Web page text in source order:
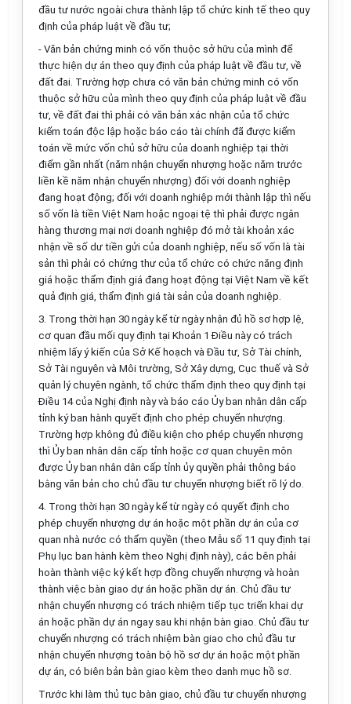
đầu tư nước ngoài chưa thành lập tổ chức kinh tế theo quy
định của pháp luật về đầu tư;
- Văn bản chứng minh có vốn thuộc sở hữu của mình để
thực hiện dự án theo quy định của pháp luật về đầu tư, về
đất đai. Trường hợp chưa có văn bản chứng minh có vốn
thuộc sở hữu của mình theo quy định của pháp luật về đầu
tư, về đất đai thì phải có văn bản xác nhận của tổ chức
kiểm toán độc lập hoặc báo cáo tài chính đã được kiểm
toán về mức vốn chủ sở hữu của doanh nghiệp tại thời
điểm gần nhất (năm nhận chuyển nhượng hoặc năm trước
liền kề năm nhận chuyển nhượng) đối với doanh nghiệp
đang hoạt động; đối với doanh nghiệp mới thành lập thì nếu
số vốn là tiền Việt Nam hoặc ngoại tệ thì phải được ngân
hàng thương mại nơi doanh nghiệp đó mở tài khoản xác
nhận về số dư tiền gửi của doanh nghiệp, nếu số vốn là tài
sản thì phải có chứng thư của tổ chức có chức năng định
giá hoặc thẩm định giá đang hoạt động tại Việt Nam về kết
quả định giá, thẩm định giá tài sản của doanh nghiệp.
3. Trong thời hạn 30 ngày kể từ ngày nhận đủ hồ sơ hợp lệ,
cơ quan đầu mối quy định tại Khoản 1 Điều này có trách
nhiệm lấy ý kiến của Sở Kế hoạch và Đầu tư, Sở Tài chính,
Sở Tài nguyên và Môi trường, Sở Xây dựng, Cục thuế và Sở
quản lý chuyên ngành, tổ chức thẩm định theo quy định tại
Điều 14 của Nghị định này và báo cáo Ủy ban nhân dân cấp
tỉnh ký ban hành quyết định cho phép chuyển nhượng.
Trường hợp không đủ điều kiện cho phép chuyển nhượng
thì Ủy ban nhân dân cấp tỉnh hoặc cơ quan chuyên môn
được Ủy ban nhân dân cấp tỉnh ủy quyền phải thông báo
bằng văn bản cho chủ đầu tư chuyển nhượng biết rõ lý do.
4. Trong thời hạn 30 ngày kể từ ngày có quyết định cho
phép chuyển nhượng dự án hoặc một phần dự án của cơ
quan nhà nước có thẩm quyền (theo Mẫu số 11 quy định tại
Phụ lục ban hành kèm theo Nghị định này), các bên phải
hoàn thành việc ký kết hợp đồng chuyển nhượng và hoàn
thành việc bàn giao dự án hoặc phần dự án. Chủ đầu tư
nhận chuyển nhượng có trách nhiệm tiếp tục triển khai dự
án hoặc phần dự án ngay sau khi nhận bàn giao. Chủ đầu tư
chuyển nhượng có trách nhiệm bàn giao cho chủ đầu tư
nhận chuyển nhượng toàn bộ hồ sơ dự án hoặc một phần
dự án, có biên bản bàn giao kèm theo danh mục hồ sơ.
Trước khi làm thủ tục bàn giao, chủ đầu tư chuyển nhượng